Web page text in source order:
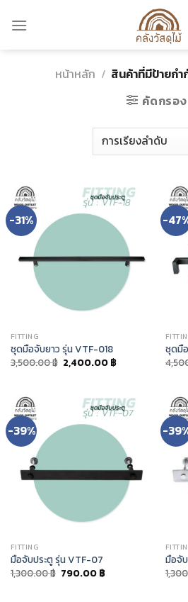
หน้าหลัก / สินค้าที่มีป้ายกำ
คัดกรอง
-31%
FITTING
ชุดมือจับยาว รุ่น VTF-018
3,500.00฿ 2,400.00 ฿
-
ชุดมื
-39%
FITTING
มือจับประตู รุ่น VTF-07
1,300.00฿ 790.00 ฿
-
มือจั